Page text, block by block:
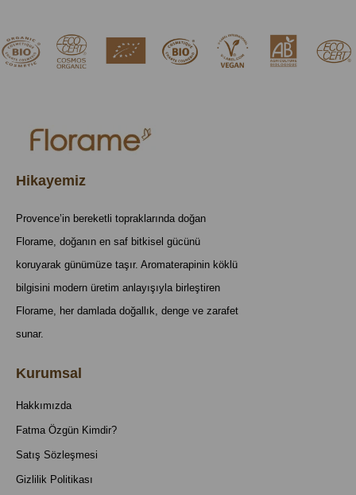
Hikayemiz
Provence’in bereketli topraklarında doğan
Florame, doğanın en saf bitkisel gücünü
koruyarak günümüze taşır. Aromaterapinin köklü
bilgisini modern üretim anlayışıyla birleştiren
Florame, her damlada doğallık, denge ve zarafet
sunar.
Kurumsal
Hakkımızda
Fatma Özgün Kimdir?
Satış Sözleşmesi
Gizlilik Politikası